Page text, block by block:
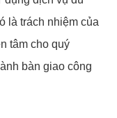
là trách nhiệm của
tâm cho quý
bàn giao công